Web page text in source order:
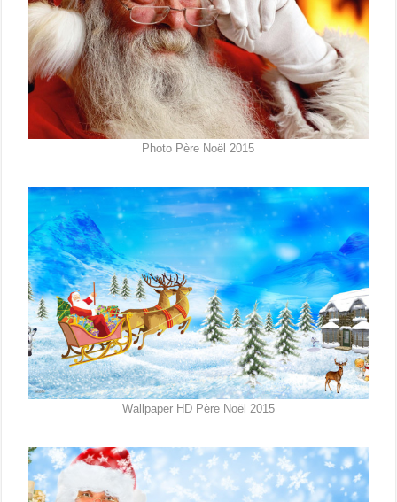
Photo Père Noël 2015
Wallpaper HD Père Noël 2015